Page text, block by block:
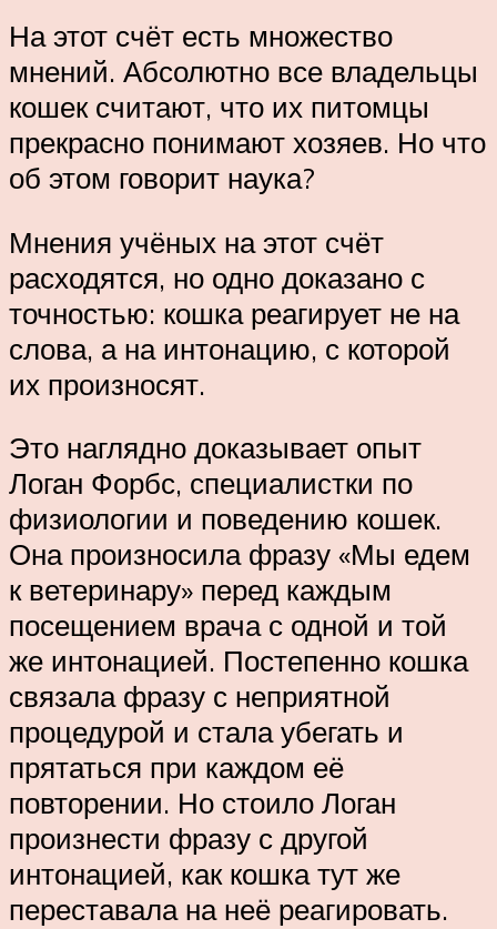
На этот счёт есть множество
мнений. Абсолютно все владельцы
кошек считают, что их питомцы
прекрасно понимают хозяев. Но что
об этом говорит наука?
Мнения учёных на этот счёт
расходятся, но одно доказано с
точностью: кошка реагирует не на
слова, а на интонацию, с которой
их произносят.
Это наглядно доказывает опыт
Логан Форбс, специалистки по
физиологии и поведению кошек.
Она произносила фразу «Мы едем
к ветеринару» перед каждым
посещением врача с одной и той
же интонацией. Постепенно кошка
связала фразу с неприятной
процедурой и стала убегать и
прятаться при каждом её
повторении. Но стоило Логан
произнести фразу с другой
интонацией, как кошка тут же
переставала на неё реагировать.